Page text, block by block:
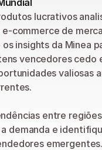
lucrativos
e-commerce de
os insights da Minea
vencedores cedo
valiosas
entre
demanda e